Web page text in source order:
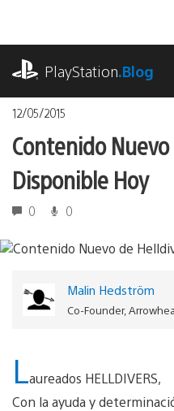
contenido
PlayStation.Blog
12/05/2015
Contenido
Disponible Hoy
0 0
Malin Hedström
Co-Founder,
Laureados HELLDIVERS,
Con la ayuda y